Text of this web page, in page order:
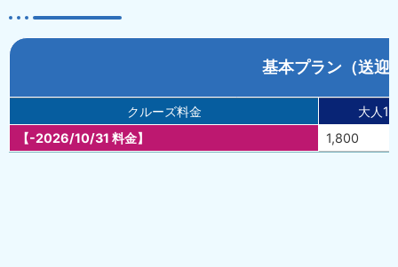
基本プラン（送迎
クルーズ料金
大人1
【-2026/10/31 料金】
1,800